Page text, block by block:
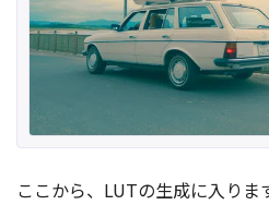
ここから、LUTの生成に入りま